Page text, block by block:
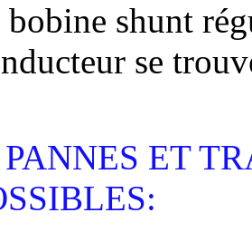
bobine shunt
se
ET